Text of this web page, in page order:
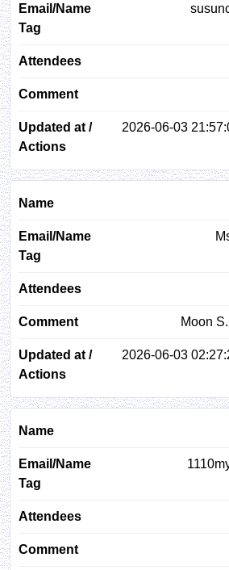
2026-06-03
Moon
2026-06-03